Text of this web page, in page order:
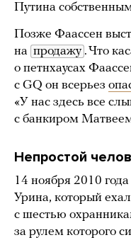
Путина
Позже Фаассен
на продажу . Что
о петнхаусах
с GQ он всерьез
«У нас здесь все
с банкиром
Непростой
14 ноября 2010
Урина, который
с шестью
за рулем которого